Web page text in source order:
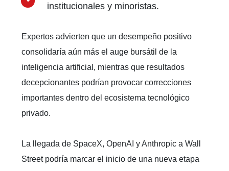
institucionales y minoristas.
Expertos advierten que un desempeño positivo
consolidaría aún más el auge bursátil de la
inteligencia artificial, mientras que resultados
decepcionantes podrían provocar correcciones
importantes dentro del ecosistema tecnológico
privado.
La llegada de SpaceX, OpenAI y Anthropic a Wall
Street podría marcar el inicio de una nueva etapa